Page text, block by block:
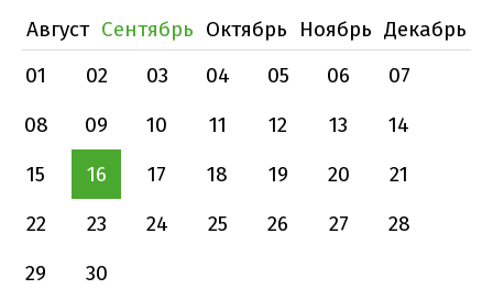
Август Сентябрь Октябрь Ноябрь Декабрь
01
02 03 04 05 06
07
08
09 10 11 12 13
14
15
16 17 18 19 20
21
22
23 24 25 26 27
28
29
30